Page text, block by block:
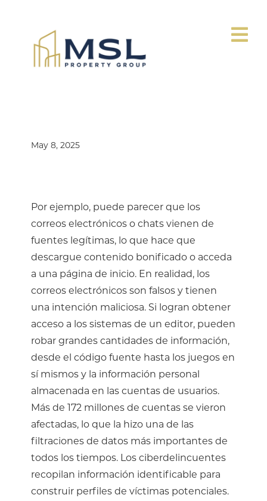
May 8, 2025
Por ejemplo, puede parecer que los
correos electrónicos o chats vienen de
fuentes legítimas, lo que hace que
descargue contenido bonificado o acceda
a una página de inicio. En realidad, los
correos electrónicos son falsos y tienen
una intención maliciosa. Si logran obtener
acceso a los sistemas de un editor, pueden
robar grandes cantidades de información,
desde el código fuente hasta los juegos en
sí mismos y la información personal
almacenada en las cuentas de usuarios.
Más de 172 millones de cuentas se vieron
afectadas, lo que la hizo una de las
filtraciones de datos más importantes de
todos los tiempos. Los ciberdelincuentes
recopilan información identificable para
construir perfiles de víctimas potenciales.